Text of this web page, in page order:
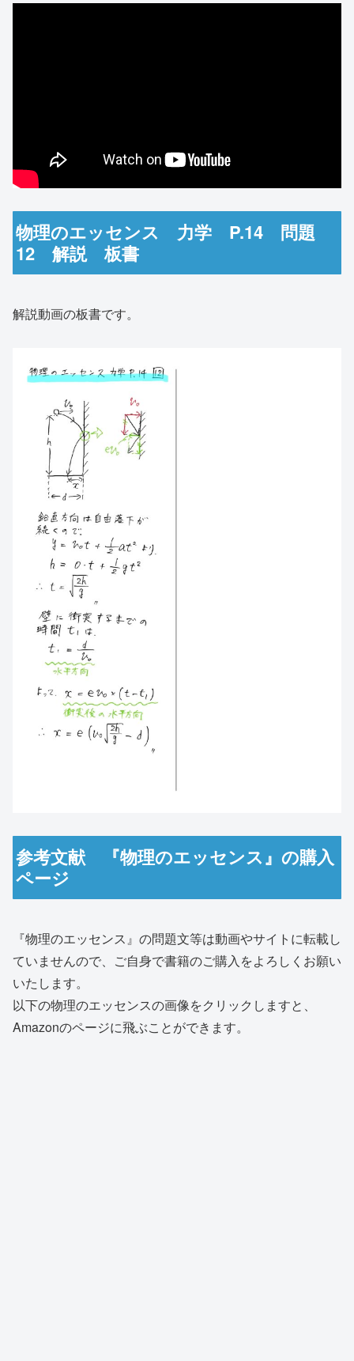
物理のエッセンス 力学 P.14 問題
12 解説 板書
解説動画の板書です。
参考文献 『物理のエッセンス』の購入
ページ
『物理のエッセンス』の問題文等は動画やサイトに転載し
ていませんので、ご自身で書籍のご購入をよろしくお願い
いたします。
以下の物理のエッセンスの画像をクリックしますと、
Amazonのページに飛ぶことができます。